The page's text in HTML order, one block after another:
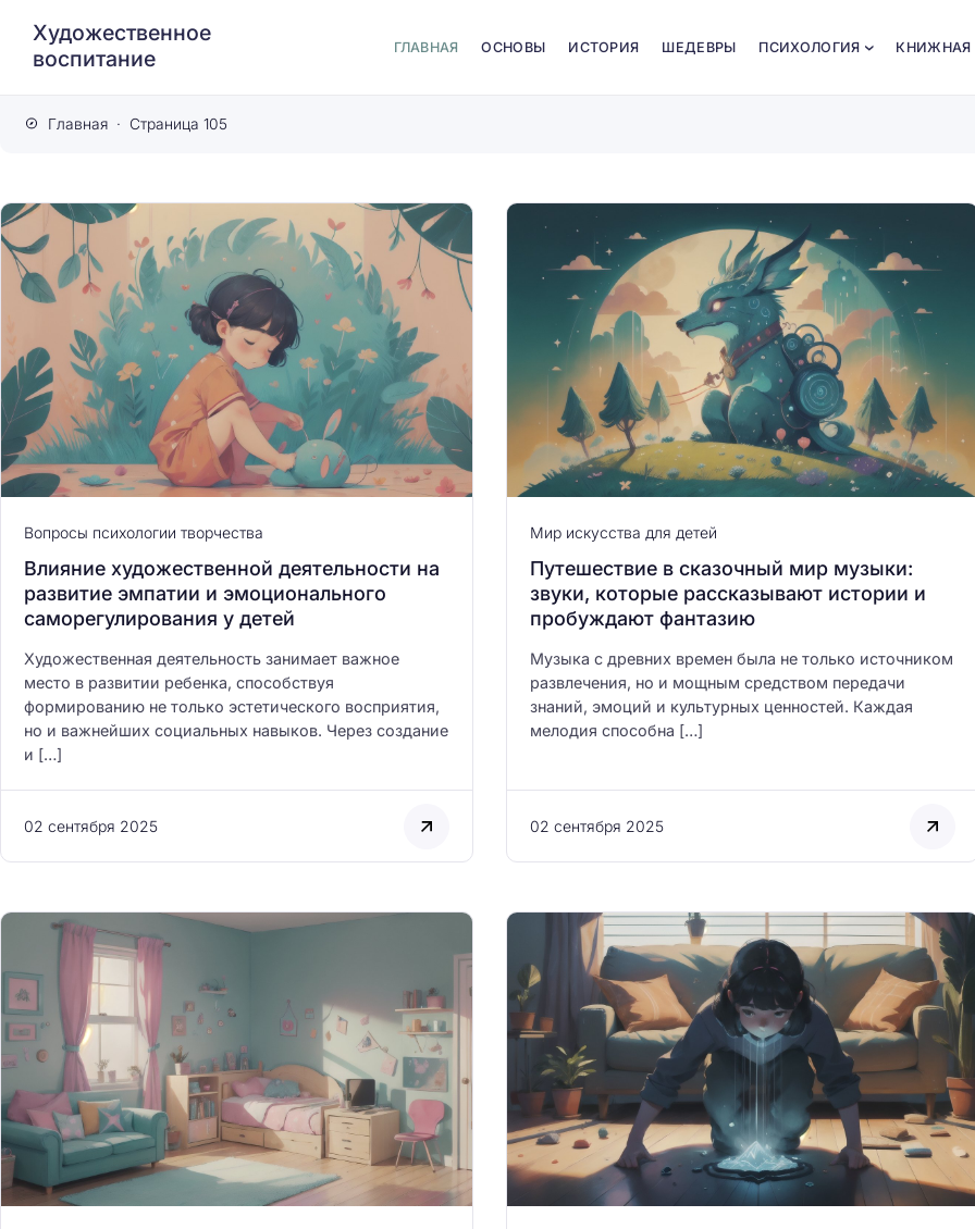
Художественное
воспитание
ГЛАВНАЯ ОСНОВЫ ИСТОРИЯ ШЕДЕВРЫ ПСИХОЛОГИЯ КНИЖНАЯ
Главная Страница 105
Вопросы психологии творчества
Влияние художественной деятельности на
развитие эмпатии и эмоционального
саморегулирования у детей
Художественная деятельность занимает важное
место в развитии ребенка, способствуя
формированию не только эстетического восприятия,
но и важнейших социальных навыков. Через создание
и […]
02 сентября 2025
Мир искусства для детей
Путешествие в сказочный мир музыки:
звуки, которые рассказывают истории и
пробуждают фантазию
Музыка с древних времен была не только источником
развлечения, но и мощным средством передачи
знаний, эмоций и культурных ценностей. Каждая
мелодия способна […]
02 сентября 2025
Как читать глаза на портретах:
Роль фантазии в развитии
саморегулирования у детей